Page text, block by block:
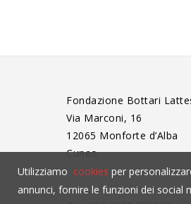
Fondazione Bottari
Via Marconi, 16
12065 Monforte d’Alba
Cuneo
Utilizziamo cookies per
annunci, fornire le funzioni dei social